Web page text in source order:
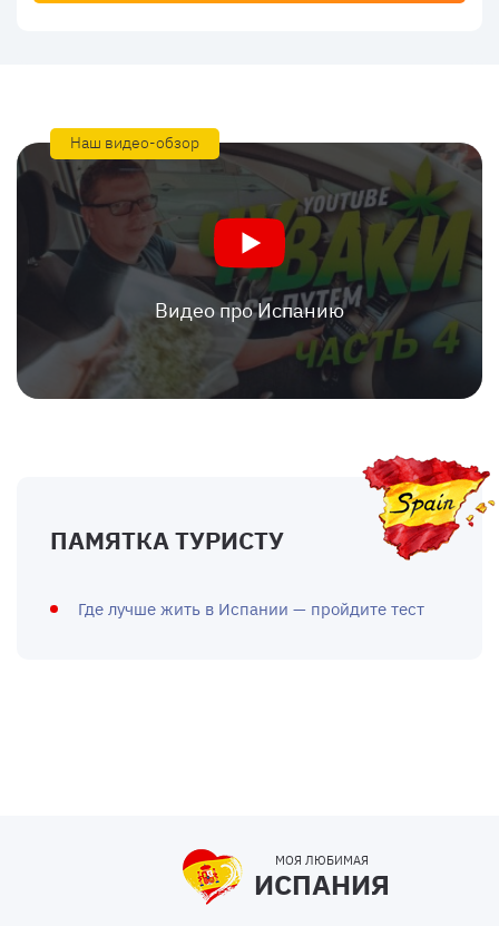
Наш видео-обзор
Видео про Испанию
ПАМЯТКА ТУРИСТУ
Где лучше жить в Испании — пройдите тест
МОЯ ЛЮБИМАЯ
ИСПАНИЯ